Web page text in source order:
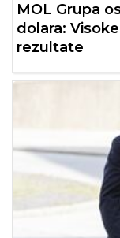
MOL Grupa
dolara:
rezultate